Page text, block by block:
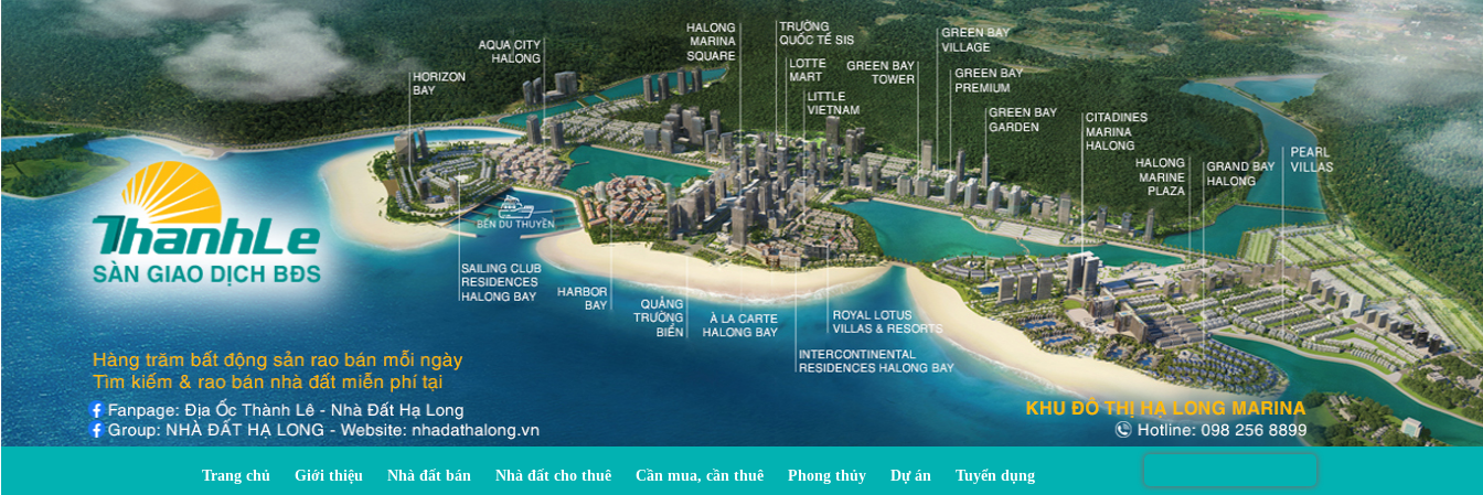
Trang chủ Giới thiệu Nhà đất bán Nhà đất cho thuê Cần mua, cần thuê Phong thủy Dự án Tuyển dụng